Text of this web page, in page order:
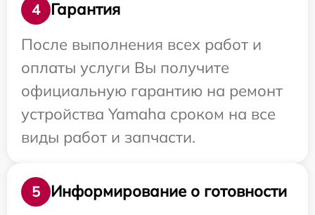
4
Гарантия
После выполнения всех работ и
оплаты услуги Вы получите
официальную гарантию на ремонт
устройства Yamaha сроком на все
виды работ и запчасти.
5
Информирование о готовности